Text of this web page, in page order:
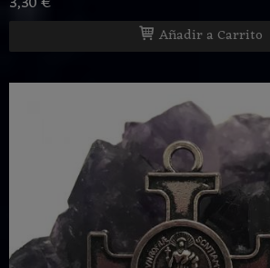
Añadir a Carrito